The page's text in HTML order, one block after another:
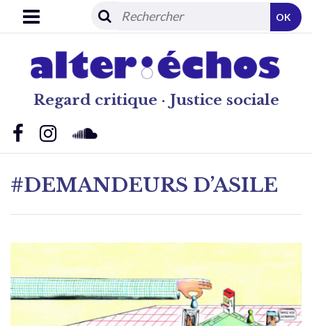
Regard critique · Justice sociale
OK
#DEMANDEURS D’ASILE